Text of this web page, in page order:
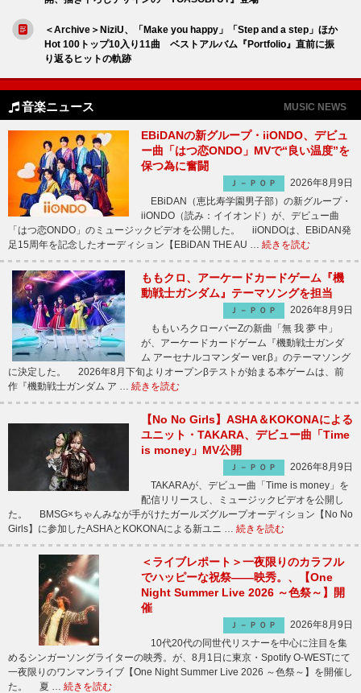
＜Archive＞NiziU、「Make you happy」「Step and a step」ほか
Hot 100トップ10入り11曲 ベストアルバム『Portfolio』直前に振
り返るヒットの軌跡
音楽ニュース MUSIC NEWS
EBiDANの新グループ・iiONDO、デビュ
ー曲「はつ恋ONDO」MVで“良い温度”を
保つ為に奮闘
Ｊ－ＰＯＰ
2026年8月9日
EBiDAN（恵比寿学園男子部）の新グループ・
iiONDO（読み：イイオンド）が、デビュー曲
「はつ恋ONDO」のミュージックビデオを公開した。 iiONDOは、EBiDAN発
足15周年を記念したオーディション【EBiDAN THE AU … 続きを読む
ももクロ、アーケードカードゲーム『機
動戦士ガンダム』テーマソングを担当
Ｊ－ＰＯＰ
2026年8月9日
ももいろクローバーZの新曲「無 我 夢 中」
が、アーケードカードゲーム『機動戦士ガンダ
ム アーセナルコマンダー ver.β』のテーマソング
に決定した。 2026年8月下旬よりオープンβテストが始まる本ゲームは、前
作『機動戦士ガンダム ア … 続きを読む
【No No Girls】ASHA＆KOKONAによる
ユニット・TAKARA、デビュー曲「Time
is money」MV公開
Ｊ－ＰＯＰ
2026年8月9日
TAKARAが、デビュー曲「Time is money」を
配信リリースし、ミュージックビデオを公開し
た。 BMSG×ちゃんみなが手がけたガールズグループオーディション【No No
Girls】に参加したASHAとKOKONAによる新ユニ … 続きを読む
＜ライブレポート＞一夜限りのカラフル
でハッピーな祝祭――映秀。、【One
Night Summer Live 2026 ～色祭～】開
催
Ｊ－ＰＯＰ
2026年8月9日
10代20代の同世代リスナーを中心に注目を集
めるシンガーソングライターの映秀。が、8月1日に東京・Spotify O-WESTにて
一夜限りのワンマンライブ【One Night Summer Live 2026 ～色祭～】を開催し
た。 夏 … 続きを読む